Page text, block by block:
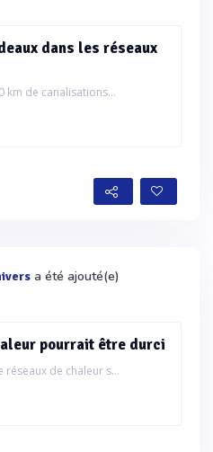
dans les réseaux
km de canalisations...
a été ajouté(e)
pourrait être durci
de chaleur s...